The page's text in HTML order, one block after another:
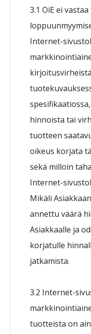
3.1 OiE ei
Internet-
hinnoista tai
tuotteen
oikeus korjata
sekä milloin
Internet-
Mikäli
annettu väärä
Asiakkaalle ja
korjatulle
jatkamista.
3.2 Internet-
tuotteista on